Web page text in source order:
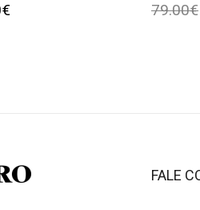
€ 79.00€
FALE